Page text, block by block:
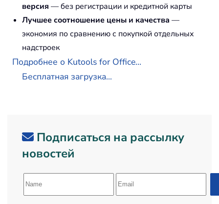
версия — без регистрации и кредитной карты
Лучшее соотношение цены и качества —
экономия по сравнению с покупкой отдельных
надстроек
Подробнее о Kutools for Office...
Бесплатная загрузка...
Подписаться на рассылку
новостей